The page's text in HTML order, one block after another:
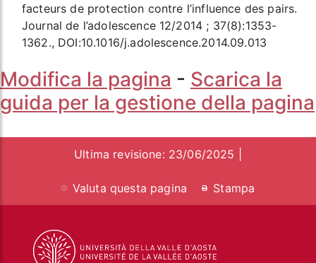
facteurs de protection contre l’influence des pairs.
Journal de l’adolescence 12/2014 ; 37(8):1353-
1362., DOI:10.1016/j.adolescence.2014.09.013
Modifica la pagina - Scarica la
guida per la gestione della pagina
Ultima revisione: 23/06/2025 |
Valuta questa pagina Stampa